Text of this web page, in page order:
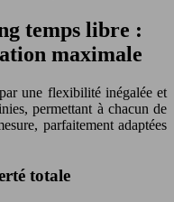
temps libre :
maximale
une flexibilité inégalée et
permettant à chacun de
parfaitement adaptées
totale